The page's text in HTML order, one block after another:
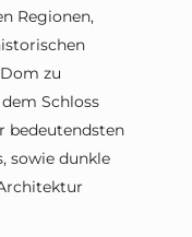
Regionen,
zu
Schloss
bedeutendsten
sowie dunkle